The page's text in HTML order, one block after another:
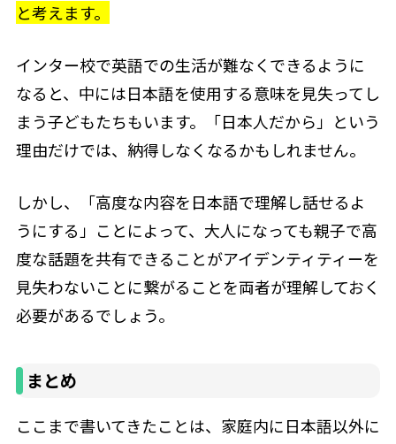
と考えます。
インター校で英語での生活が難なくできるように
なると、中には日本語を使用する意味を見失ってし
まう子どもたちもいます。「日本人だから」という
理由だけでは、納得しなくなるかもしれません。
しかし、「高度な内容を日本語で理解し話せるよ
うにする」ことによって、大人になっても親子で高
度な話題を共有できることがアイデンティティーを
見失わないことに繋がることを両者が理解しておく
必要があるでしょう。
まとめ
ここまで書いてきたことは、家庭内に日本語以外に